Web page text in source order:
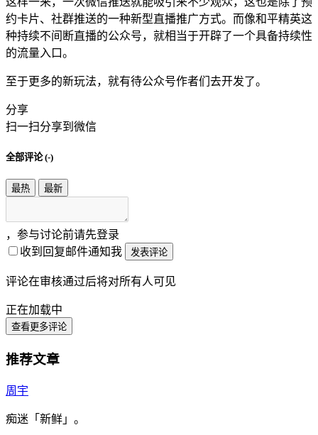
约卡片、社群推送的一种新型直播推广方式。而像和平精英这
种持续不间断直播的公众号，就相当于开辟了一个具备持续性
的流量入口。
至于更多的新玩法，就有待公众号作者们去开发了。
分享
扫一扫分享到微信
全部评论 (-)
最热 最新
，参与讨论前请先登录
收到回复邮件通知我
发表评论
评论在审核通过后将对所有人可见
正在加载中
查看更多评论
推荐文章
周宇
痴迷「新鲜」。